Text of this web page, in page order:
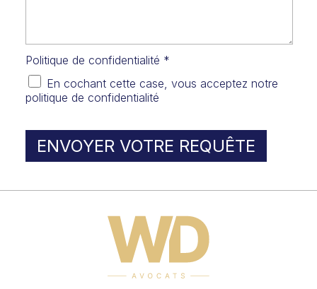
Politique de confidentialité *
En cochant cette case, vous acceptez notre
politique de confidentialité
ENVOYER VOTRE REQUÊTE